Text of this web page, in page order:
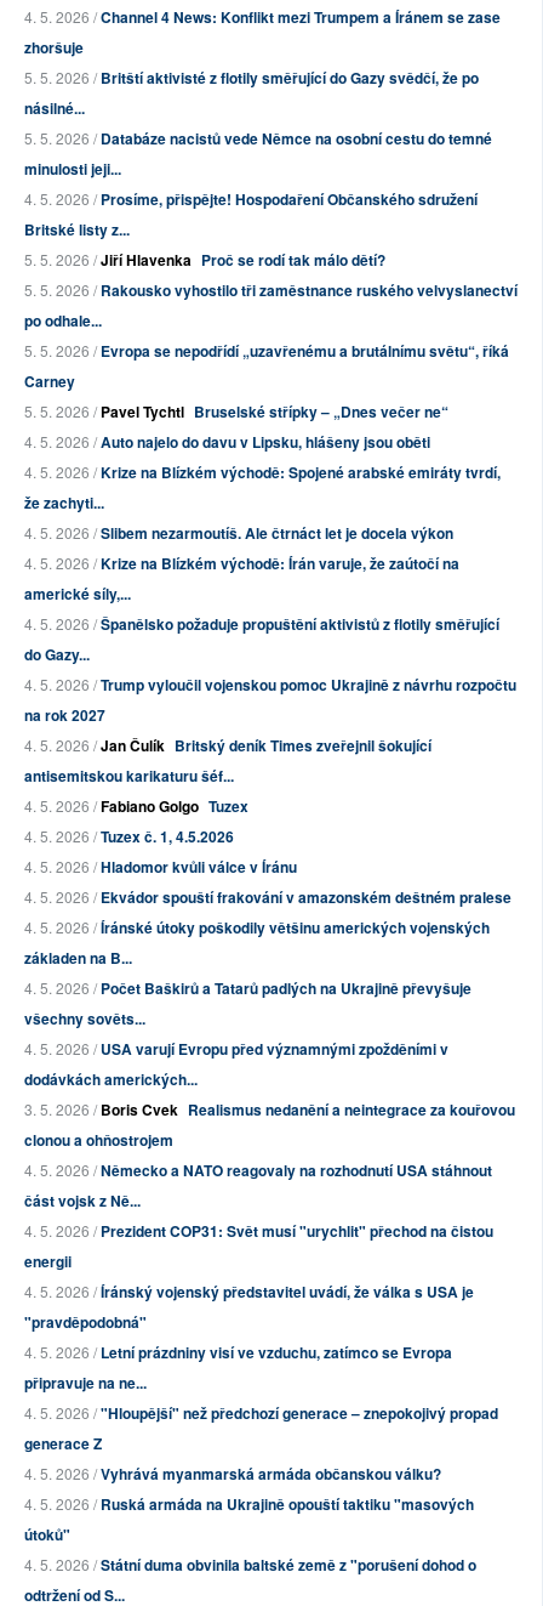
4. 5. 2026 /Channel 4 News: Konflikt mezi Trumpem a Íránem se zase
zhoršuje
5. 5. 2026 /Britští aktivisté z flotily směřující do Gazy svědčí, že po
násilné...
5. 5. 2026 /Databáze nacistů vede Němce na osobní cestu do temné
minulosti jeji...
4. 5. 2026 /Prosíme, přispějte! Hospodaření Občanského sdružení
Britské listy z...
5. 5. 2026 /Jiří Hlavenka Proč se rodí tak málo dětí?
5. 5. 2026 /Rakousko vyhostilo tři zaměstnance ruského velvyslanectví
po odhale...
5. 5. 2026 /Evropa se nepodřídí „uzavřenému a brutálnímu světu“, říká
Carney
5. 5. 2026 /Pavel Tychtl Bruselské střípky – „Dnes večer ne“
4. 5. 2026 /Auto najelo do davu v Lipsku, hlášeny jsou oběti
4. 5. 2026 /Krize na Blízkém východě: Spojené arabské emiráty tvrdí,
že zachyti...
4. 5. 2026 /Slibem nezarmoutíš. Ale čtrnáct let je docela výkon
4. 5. 2026 /Krize na Blízkém východě: Írán varuje, že zaútočí na
americké síly,...
4. 5. 2026 /Španělsko požaduje propuštění aktivistů z flotily směřující
do Gazy...
4. 5. 2026 /Trump vyloučil vojenskou pomoc Ukrajině z návrhu rozpočtu
na rok 2027
4. 5. 2026 /Jan Čulík Britský deník Times zveřejnil šokující
antisemitskou karikaturu šéf...
4. 5. 2026 /Fabiano Golgo Tuzex
4. 5. 2026 /Tuzex č. 1, 4.5.2026
4. 5. 2026 /Hladomor kvůli válce v Íránu
4. 5. 2026 /Ekvádor spouští frakování v amazonském deštném pralese
4. 5. 2026 /Íránské útoky poškodily většinu amerických vojenských
základen na B...
4. 5. 2026 /Počet Baškirů a Tatarů padlých na Ukrajině převyšuje
všechny sověts...
4. 5. 2026 /USA varují Evropu před významnými zpožděními v
dodávkách amerických...
3. 5. 2026 /Boris Cvek Realismus nedanění a neintegrace za kouřovou
clonou a ohňostrojem
4. 5. 2026 /Německo a NATO reagovaly na rozhodnutí USA stáhnout
část vojsk z Ně...
4. 5. 2026 /Prezident COP31: Svět musí "urychlit" přechod na čistou
energii
4. 5. 2026 /Íránský vojenský představitel uvádí, že válka s USA je
"pravděpodobná"
4. 5. 2026 /Letní prázdniny visí ve vzduchu, zatímco se Evropa
připravuje na ne...
4. 5. 2026 /"Hloupější" než předchozí generace – znepokojivý propad
generace Z
4. 5. 2026 /Vyhrává myanmarská armáda občanskou válku?
4. 5. 2026 /Ruská armáda na Ukrajině opouští taktiku "masových
útoků"
4. 5. 2026 /Státní duma obvinila baltské země z "porušení dohod o
odtržení od S...